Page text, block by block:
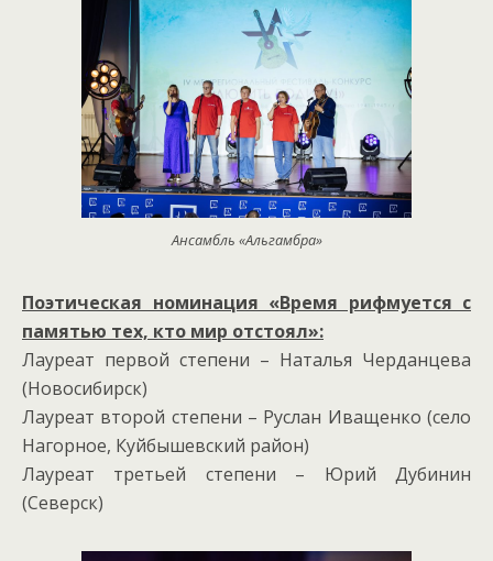
Ансамбль «Альгамбра»
Поэтическая номинация «Время рифмуется с
памятью тех, кто мир отстоял»:
Лауреат первой степени – Наталья Черданцева
(Новосибирск)
Лауреат второй степени – Руслан Иващенко (село
Нагорное, Куйбышевский район)
Лауреат третьей степени – Юрий Дубинин
(Северск)